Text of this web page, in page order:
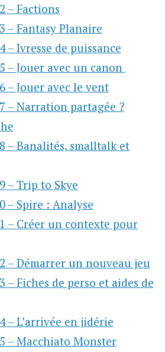
– Factions
– Fantasy Planaire
– Ivresse de puissance
– Jouer avec un canon
– Jouer avec le vent
– Narration partagée ?
– Banalités, smalltalk et
– Trip to Skye
– Spire : Analyse
– Créer un contexte pour
– Démarrer un nouveau jeu
– Fiches de perso et aides de
– L’arrivée en jidérie
– Macchiato Monster